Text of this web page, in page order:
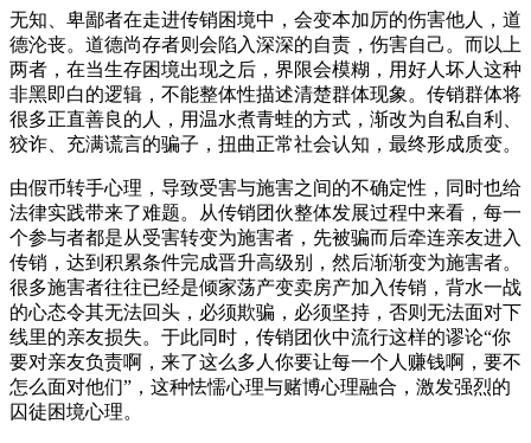
无知、卑鄙者在走进传销困境中，会变本加厉的伤害他人，道
德沦丧。道德尚存者则会陷入深深的自责，伤害自己。而以上
两者，在当生存困境出现之后，界限会模糊，用好人坏人这种
非黑即白的逻辑，不能整体性描述清楚群体现象。传销群体将
很多正直善良的人，用温水煮青蛙的方式，渐改为自私自利、
狡诈、充满谎言的骗子，扭曲正常社会认知，最终形成质变。
由假币转手心理，导致受害与施害之间的不确定性，同时也给
法律实践带来了难题。从传销团伙整体发展过程中来看，每一
个参与者都是从受害转变为施害者，先被骗而后牵连亲友进入
传销，达到积累条件完成晋升高级别，然后渐渐变为施害者。
很多施害者往往已经是倾家荡产变卖房产加入传销，背水一战
的心态令其无法回头，必须欺骗，必须坚持，否则无法面对下
线里的亲友损失。于此同时，传销团伙中流行这样的谬论“你
要对亲友负责啊，来了这么多人你要让每一个人赚钱啊，要不
怎么面对他们”，这种怯懦心理与赌博心理融合，激发强烈的
囚徒困境心理。